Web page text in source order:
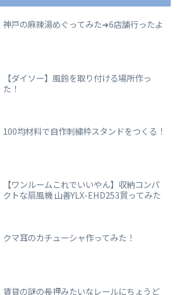
神戸の麻辣湯めぐってみた➜6店舗行ったよ
【ダイソー】風鈴を取り付ける場所作っ
た！
100均材料で自作刺繍枠スタンドをつくる！
【ワンルームこれでいいやん】収納コンパ
クトな扇風機 山善YLX-EHD253買ってみた
クマ耳のカチューシャ作ってみた！
賃貸の謎の長押みたいなレールにちょうど